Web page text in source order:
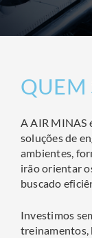
QUEM
AAIR MINAS
soluções de
ambientes,
irão orientar
buscado
Investimos
treinamentos,